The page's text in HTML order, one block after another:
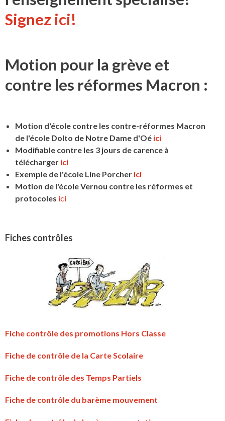
Signez ici!
Motion pour la grève et
contre les réformes Macron :
Motion d'école contre les contre-réformes Macron
de l'école Dolto de Notre Dame d'Oé ici
Modifiable contre les 3 jours de carence à
télécharger ici
Exemple de l'école Line Porcher ici
Motion de l'école Vernou contre les réformes et
protocoles ici
Fiches contrôles
Fiche contrôle des promotions Hors Classe
Fiche de contrôle de la Carte Scolaire
Fiche de contrôle des Temps Partiels
Fiche de contrôle du barème mouvement